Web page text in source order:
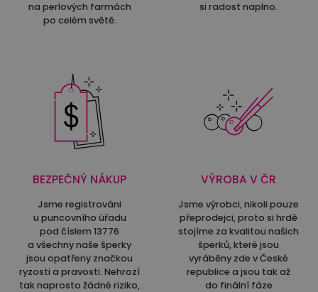
na perlových farmách
po celém světě.
si radost naplno.
BEZPEČNÝ NÁKUP
Jsme registrováni
u puncovního úřadu
pod číslem 13776
a všechny naše šperky
jsou opatřeny značkou
ryzosti a pravosti. Nehrozí
tak naprosto žádné riziko,
VÝROBA V ČR
Jsme výrobci, nikoli pouze
přeprodejci, proto si hrdě
stojíme za kvalitou našich
šperků, které jsou
vyráběny zde v České
republice a jsou tak až
do finální fáze